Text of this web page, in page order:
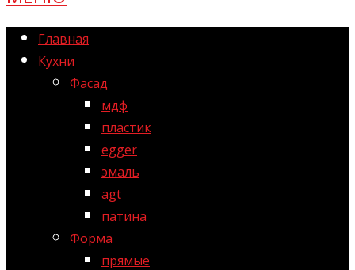
Главная
Кухни
Фасад
мдф
пластик
egger
эмаль
agt
патина
Форма
прямые